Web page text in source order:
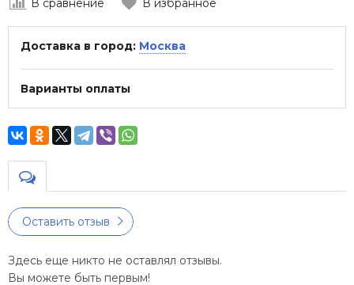
В сравнение В избранное
Доставка в город: Москва
Варианты оплаты
Оставить отзыв
Здесь еще никто не оставлял отзывы.
Вы можете быть первым!